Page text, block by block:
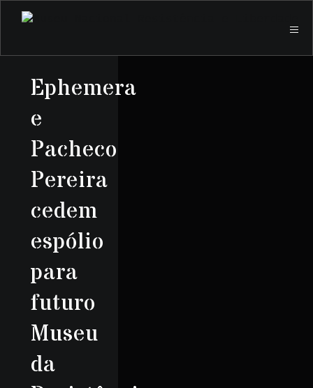
Ephemera
e
Pacheco
Pereira
cedem
espólio
para
futuro
Museu
da